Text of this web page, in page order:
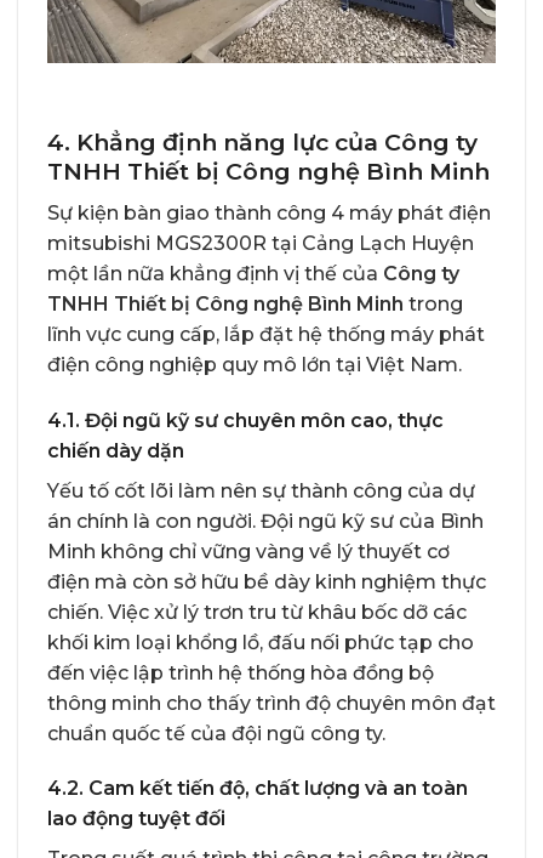
4. Khẳng định năng lực của Công ty
TNHH Thiết bị Công nghệ Bình Minh
Sự kiện bàn giao thành công 4 máy phát điện
mitsubishi MGS2300R tại Cảng Lạch Huyện
một lần nữa khẳng định vị thế của Công ty
TNHH Thiết bị Công nghệ Bình Minh trong
lĩnh vực cung cấp, lắp đặt hệ thống máy phát
điện công nghiệp quy mô lớn tại Việt Nam.
4.1. Đội ngũ kỹ sư chuyên môn cao, thực
chiến dày dặn
Yếu tố cốt lõi làm nên sự thành công của dự
án chính là con người. Đội ngũ kỹ sư của Bình
Minh không chỉ vững vàng về lý thuyết cơ
điện mà còn sở hữu bề dày kinh nghiệm thực
chiến. Việc xử lý trơn tru từ khâu bốc dỡ các
khối kim loại khổng lồ, đấu nối phức tạp cho
đến việc lập trình hệ thống hòa đồng bộ
thông minh cho thấy trình độ chuyên môn đạt
chuẩn quốc tế của đội ngũ công ty.
4.2. Cam kết tiến độ, chất lượng và an toàn
lao động tuyệt đối